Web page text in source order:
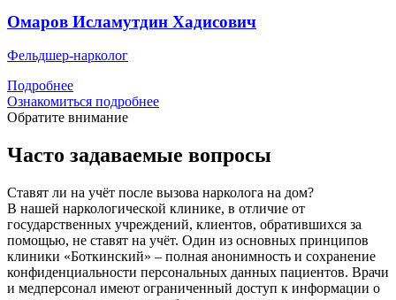
Омаров Исламутдин Хадисович
Фельдшер-нарколог
Подробнее
Ознакомиться подробнее
Обратите внимание
Часто задаваемые вопросы
Ставят ли на учёт после вызова нарколога на дом?
В нашей наркологической клинике, в отличие от
государственных учреждений, клиентов, обратившихся за
помощью, не ставят на учёт. Один из основных принципов
клиники «Боткинский» – полная анонимность и сохранение
конфиденциальности персональных данных пациентов. Врачи
и медперсонал имеют ограниченный доступ к информации о